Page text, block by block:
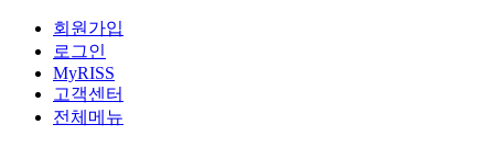
회원가입
로그인
MyRISS
고객센터
전체메뉴